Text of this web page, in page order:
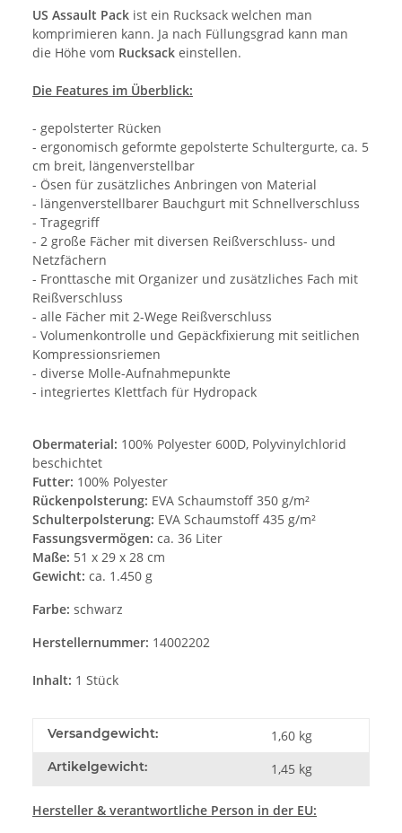
US Assault Pack ist ein Rucksack welchen man
komprimieren kann. Ja nach Füllungsgrad kann man
die Höhe vom Rucksack einstellen.
Die Features im Überblick:
- gepolsterter Rücken
- ergonomisch geformte gepolsterte Schultergurte, ca. 5
cm breit, längenverstellbar
- Ösen für zusätzliches Anbringen von Material
- längenverstellbarer Bauchgurt mit Schnellverschluss
- Tragegriff
- 2 große Fächer mit diversen Reißverschluss- und
Netzfächern
- Fronttasche mit Organizer und zusätzliches Fach mit
Reißverschluss
- alle Fächer mit 2-Wege Reißverschluss
- Volumenkontrolle und Gepäckfixierung mit seitlichen
Kompressionsriemen
- diverse Molle-Aufnahmepunkte
- integriertes Klettfach für Hydropack
Obermaterial: 100% Polyester 600D, Polyvinylchlorid
beschichtet
Futter: 100% Polyester
Rückenpolsterung: EVA Schaumstoff 350 g/m²
Schulterpolsterung: EVA Schaumstoff 435 g/m²
Fassungsvermögen: ca. 36 Liter
Maße: 51 x 29 x 28 cm
Gewicht: ca. 1.450 g
Farbe: schwarz
Herstellernummer: 14002202
Inhalt: 1 Stück
Versandgewicht: 1,60 kg
Artikelgewicht: 1,45 kg
Hersteller & verantwortliche Person in der EU: